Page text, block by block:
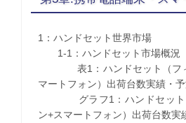
1：ハンドセット世界市場
1-1：ハンドセット市場概況
表1：ハンドセット（フィ
マートフォン）出荷台数実績・
グラフ1：ハンドセット（
ン+スマートフォン）出荷台数実